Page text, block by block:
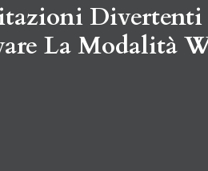
Divertenti
La Modalità